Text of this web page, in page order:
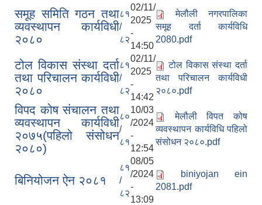
समूह समिति गठन तथा
व्यवस्थापन कार्यविधी
२०८०
८१
/
८२
02/11/
2025
-
14:50
मेलौली नगरपालिका
समूह दर्ता कार्यविधि
2080.pdf
टोल विकास संस्था दर्ता
तथा परिचालन कार्यविधी
२०८०
८१
/
८२
02/11/
2025
-
14:42
टोल विकास संस्था दर्ता
तथा परिचालन कार्यविधी
२०८०.pdf
विपद कोष संचालन तथा
व्यवस्थापन कार्यविधी
२०७५(पहिलो संसोधन
२०८०)
८०
/
८१
10/03
/2024
-
12:54
मेलौली विपत कोष
व्यवस्थापन कार्यविधि पहिलो
संसोधन २०८०.pdf
बिनियोजन ऐन २०८१
८१
/
८२
08/05
/2024
-
13:09
biniyojan ein
2081.pdf